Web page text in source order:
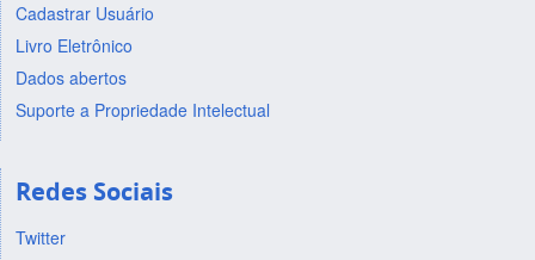
Cadastrar Usuário
Livro Eletrônico
Dados abertos
Suporte a Propriedade Intelectual
Redes Sociais
Twitter